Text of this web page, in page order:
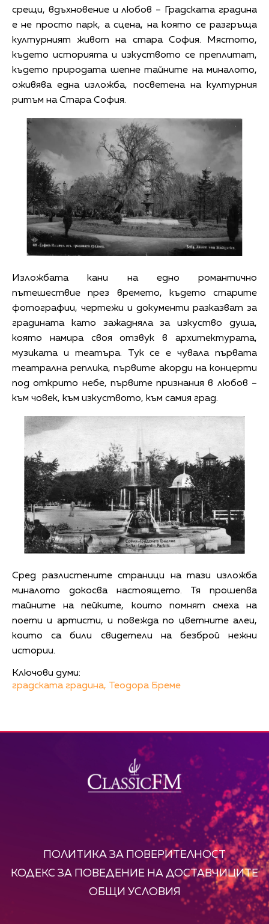
срещи, вдъхновение и любов – Градската градина
е не просто парк, а сцена, на която се разгръща
културният живот на стара София. Мястото,
където историята и изкуството се преплитат,
където природата шепне тайните на миналото,
оживява една изложба, посветена на културния
ритъм на Стара София.
Изложбата кани на едно романтично
пътешествие през времето, където старите
фотографии, чертежи и документи разказват за
градината като зажадняла за изкуство душа,
която намира своя отзвук в архитектурата,
музиката и театъра. Тук се е чувала първата
театрална реплика, първите акорди на концерти
под открито небе, първите признания в любов –
към човек, към изкуството, към самия град.
Сред разлистените страници на тази изложба
миналото докосва настоящето. Тя прошепва
тайните на пейките, които помнят смеха на
поети и артисти, и повежда по цветните алеи,
които са били свидетели на безброй нежни
истории.
Ключови думи:
градската градина, Теодора Бреме
ПОЛИТИКА ЗА ПОВЕРИТЕЛНОСТ
КОДЕКС ЗА ПОВЕДЕНИЕ НА ДОСТАВЧИЦИТЕ
ОБЩИ УСЛОВИЯ